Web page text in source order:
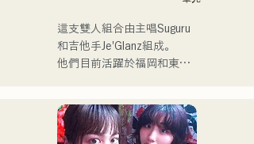
這支雙人組合由主唱Suguru
和吉他手Je'Glanz組成。
他們目前活躍於福岡和東
他們的社群媒體瀏覽量超過
350萬，粉絲超過11.9萬！